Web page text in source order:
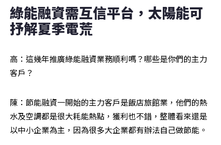
綠能融資需互信平台，太陽能可
抒解夏季電荒
高：這幾年推廣綠能融資業務順利嗎？哪些是你們的主力
客戶？
陳：節能融資一開始的主力客戶是飯店旅館業，他們的熱
水及空調都是很大耗能熱點，獲利也不錯，整體看來還是
以中小企業為主，因為很多大企業都有辦法自己做節能。